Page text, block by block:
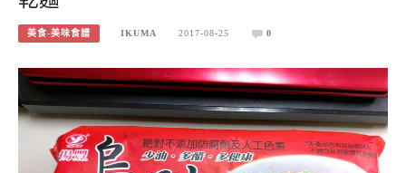
美食-美味食譜 IKUMA 2017-08-25 0